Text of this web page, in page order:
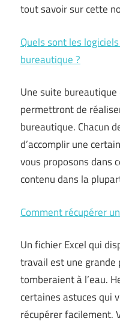
tout savoir sur cette
Quels sont les
bureautique ?
Une suite
permettront de
bureautique. Chacun
d’accomplir une
vous proposons dans
contenu dans la
Comment récupérer
Un fichier Excel qui
travail est une
tomberaient à l’eau.
certaines astuces qui
récupérer facilement.